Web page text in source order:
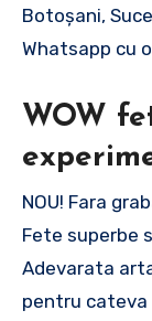
Botoșani,
Whatsapp cu
WOW
NOU! Fara
Fete superbe
Adevarata
pentru cateva